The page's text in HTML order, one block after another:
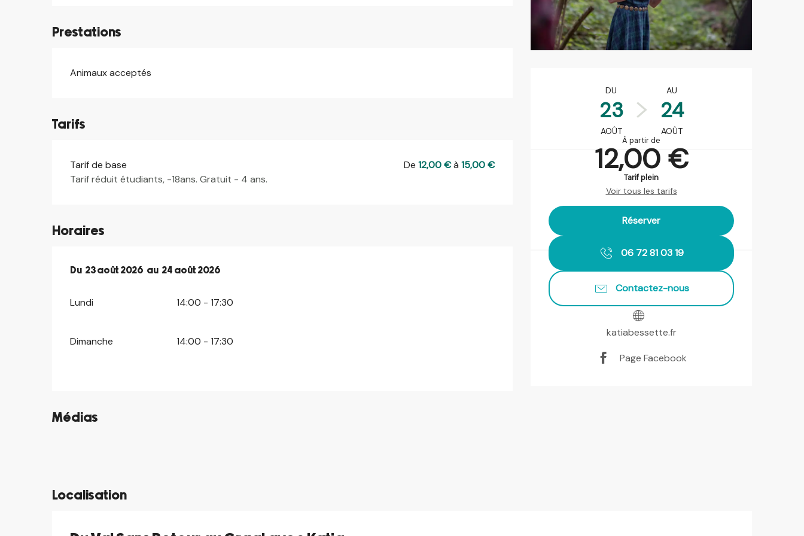
Ouverture et coordonnées
DU
23
AOÛT
AU
24
AOÛT
À partir de
12,00 €
Tarif plein
Voir tous les tarifs
Réserver
06 72 81 03 19
Contactez-nous
katiabessette.fr
Page Facebook
Prestations
Animaux acceptés
Tarifs
Tarif de base
Tarif réduit étudiants, -18ans. Gratuit - 4 ans.
De12,00 €à15,00 €
Horaires
Du 23 août 2026 au 24 août 2026
Du 23 août 2026 au 24 août 2026
Lundi 14:00 - 17:30
Dimanche 14:00 - 17:30
Médias
©
Localisation